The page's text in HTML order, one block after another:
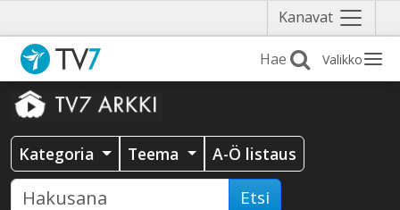
Kanavat Näytä
valikko
Valikko
Kategoria Teema A-Ö listaus
Etsi